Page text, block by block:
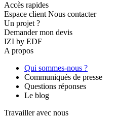
Accès rapides
Espace client Nous contacter
Un projet ?
Demander mon devis
IZI by EDF
A propos
Qui sommes-nous ?
Communiqués de presse
Questions réponses
Le blog
Travailler avec nous